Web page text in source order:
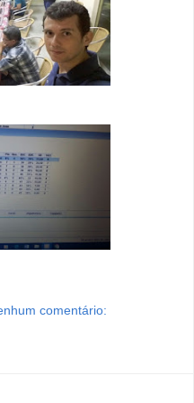
comentário: